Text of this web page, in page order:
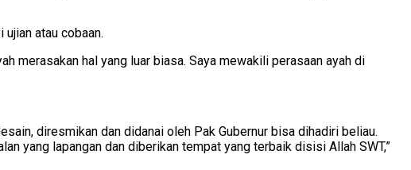
atau cobaan.
merasakan hal yang luar biasa. Saya mewakili perasaan ayah di
diresmikan dan didanai oleh Pak Gubernur bisa dihadiri beliau.
yang lapangan dan diberikan tempat yang terbaik disisi Allah SWT,”